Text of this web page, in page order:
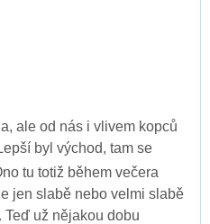
ale od nás i vlivem kopců
byl východ, tam se
tu totiž během večera
jen slabě nebo velmi slabě
Teď už nějakou dobu